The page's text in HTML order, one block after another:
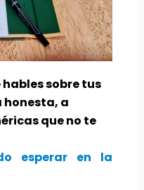
sobre tus
a
que no te
esperar en la